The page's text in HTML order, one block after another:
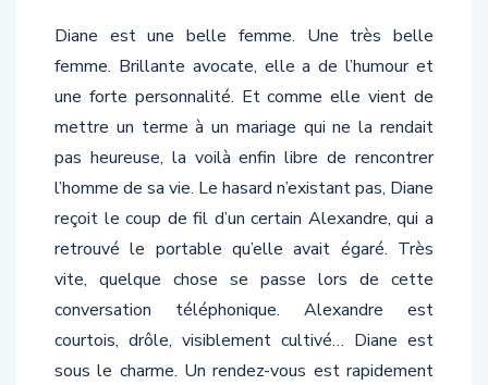
Diane est une belle femme. Une très belle
femme. Brillante avocate, elle a de l’humour et
une forte personnalité. Et comme elle vient de
mettre un terme à un mariage qui ne la rendait
pas heureuse, la voilà enfin libre de rencontrer
l’homme de sa vie. Le hasard n’existant pas, Diane
reçoit le coup de fil d’un certain Alexandre, qui a
retrouvé le portable qu’elle avait égaré. Très
vite, quelque chose se passe lors de cette
conversation téléphonique. Alexandre est
courtois, drôle, visiblement cultivé… Diane est
sous le charme. Un rendez-vous est rapidement